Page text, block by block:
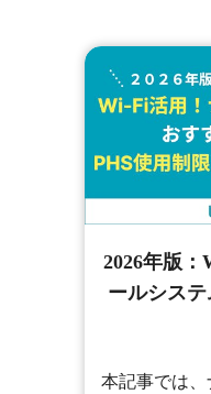
2026年版
ールシス
本記事では